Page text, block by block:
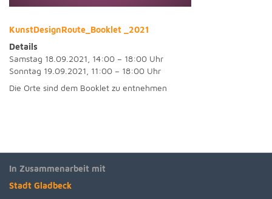
KunstDesignRoute_Booklet _2021
Details
Samstag 18.09.2021, 14:00 – 18:00 Uhr
Sonntag 19.09.2021, 11:00 – 18:00 Uhr
Die Orte sind dem Booklet zu entnehmen
In Zusammenarbeit mit
Stadt Gladbeck